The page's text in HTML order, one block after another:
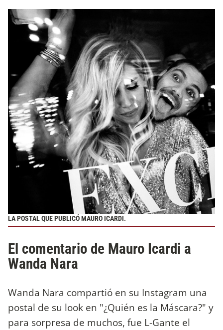
LA POSTAL QUE PUBLICÓ MAURO ICARDI.
El comentario de Mauro Icardi a
Wanda Nara
Wanda Nara compartió en su Instagram una
postal de su look en "¿Quién es la Máscara?" y
para sorpresa de muchos, fue L-Gante el